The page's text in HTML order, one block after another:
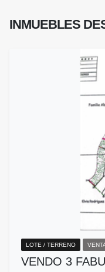
INMUEBLES
LOTE / TERRENO
VENDO 3